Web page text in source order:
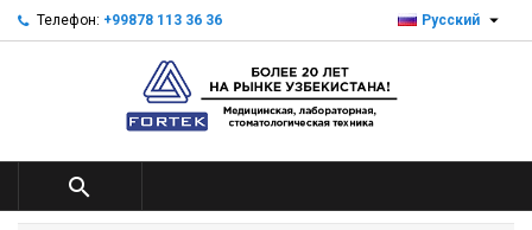
Телефон: +99878 113 36 36 Русский 
